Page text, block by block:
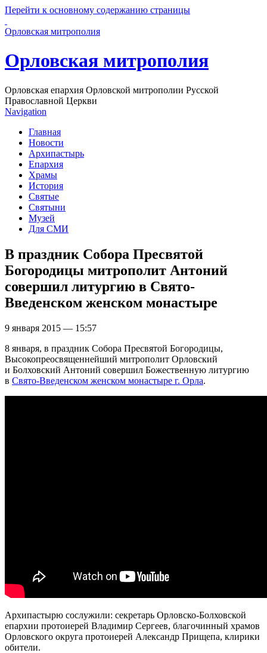
Перейти к основному содержанию страницы
Орловская митрополия
Орловская митрополия
Орловская епархия Орловской митрополии Русской
Православной Церкви
Navigation
Главная
Новости
Архипастырь
Епархия
Храмы
История
Святые
Святыни
Музей
Для СМИ
В праздник Собора Пресвятой
Богородицы митрополит Антоний
совершил литургию в Свято-
Введенском женском монастыре
9 января 2015 — 15:57
8 января, в праздник Собора Пресвятой Богородицы,
Высокопреосвященнейший митрополит Орловский
и Болховский Антоний совершил Божественную литургию
в Свято-Введенском женском монастыре г. Орла.
Архипастырю сослужили: секретарь Орловско-Болховской
епархии протоиерей Владимир Сергеев, благочинный храмов
Орловского округа протоиерей Александр Прищепа, клирики
обители.